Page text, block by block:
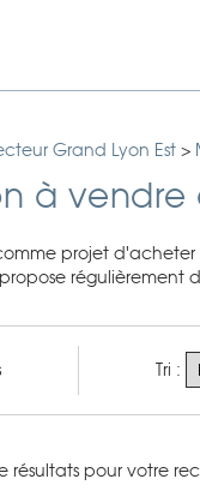
Grand Lyon Est >
à vendre
projet d'acheter
régulièrement
Tri :
résultats pour votre